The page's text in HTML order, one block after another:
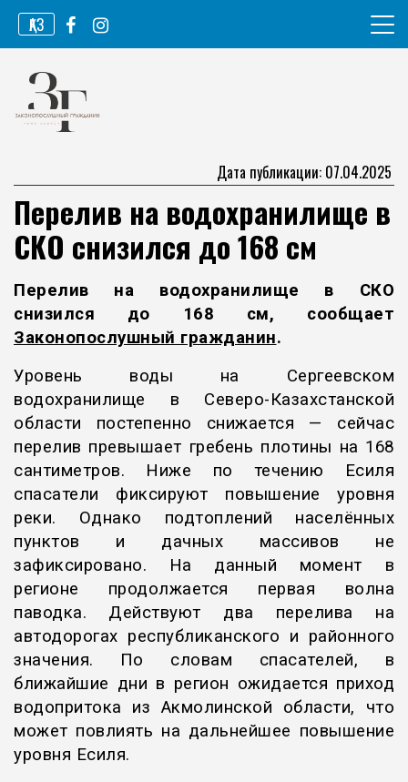
Перейти
содержимому
ҚАЗ
Законопослушный гражданин
Дата публикации: 07.04.2025
Перелив на водохранилище в
СКО снизился до 168 см
Перелив на водохранилище в СКО
снизился до 168 см, сообщает
Законопослушный гражданин.
Уровень воды на Сергеевском
водохранилище в Северо-Казахстанской
области постепенно снижается — сейчас
перелив превышает гребень плотины на 168
сантиметров. Ниже по течению Есиля
спасатели фиксируют повышение уровня
реки. Однако подтоплений населённых
пунктов и дачных массивов не
зафиксировано. На данный момент в
регионе продолжается первая волна
паводка. Действуют два перелива на
автодорогах республиканского и районного
значения. По словам спасателей, в
ближайшие дни в регион ожидается приход
водопритока из Акмолинской области, что
может повлиять на дальнейшее повышение
уровня Есиля.